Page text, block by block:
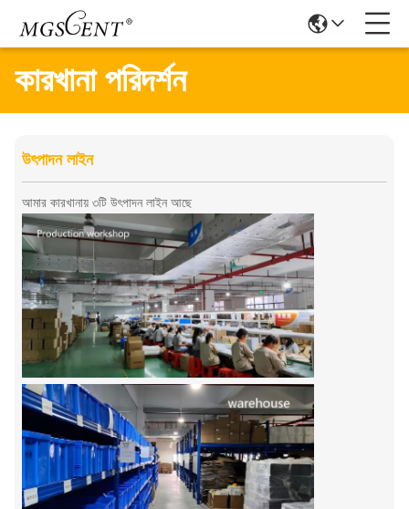
কারখানা পরিদর্শন
উৎপাদন লাইন
আমার কারখানায় ৩টি উৎপাদন লাইন আছে